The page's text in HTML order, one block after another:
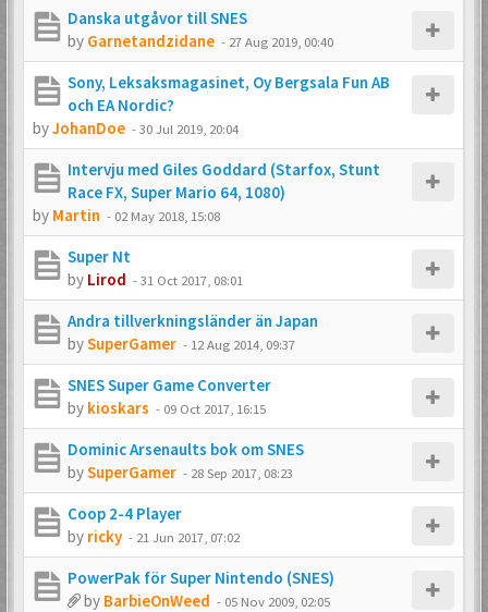
Danska utgåvor till SNES
by Garnetandzidane - 27 Aug 2019, 00:40
Sony, Leksaksmagasinet, Oy Bergsala Fun AB
och EA Nordic?
byJohanDoe -30 Jul 2019, 20:04
Intervju med Giles Goddard (Starfox, Stunt
Race FX, Super Mario 64, 1080)
by Martin - 02 May 2018, 15:08
Super Nt
by Lirod -31 Oct 2017, 08:01
Andra tillverkningsländer än Japan
bySuperGamer - 12 Aug 2014, 09:37
SNES Super Game Converter
by kioskars - 09 Oct 2017, 16:15
Dominic Arsenaults bok om SNES
bySuperGamer - 28 Sep 2017, 08:23
Coop 2-4 Player
by ricky - 21 Jun 2017, 07:02
PowerPak för Super Nintendo (SNES)
by BarbieOnWeed - 05 Nov 2009, 02:05